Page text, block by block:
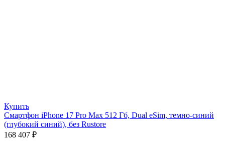
Купить
Смартфон iPhone 17 Pro Max 512 Гб, Dual eSim, темно-синий
(глубокий синий), без Rustore
168 407 ₽